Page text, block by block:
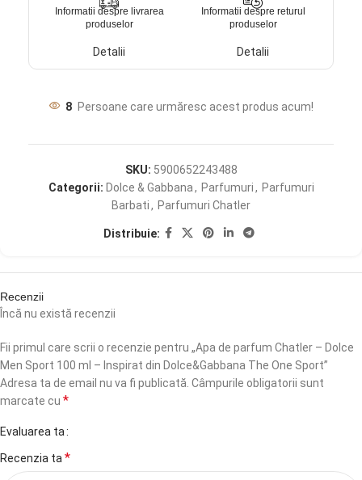
Informatii despre livrarea
produselor
Detalii
Informatii despre returul
produselor
Detalii
8 Persoane care urmăresc acest produs acum!
SKU: 5900652243488
Categorii: Dolce & Gabbana, Parfumuri, Parfumuri
Barbati, Parfumuri Chatler
Distribuie:
Recenzii
Încă nu există recenzii
Fii primul care scrii o recenzie pentru „Apa de parfum Chatler – Dolce
Men Sport 100 ml – Inspirat din Dolce&Gabbana The One Sport”
Adresa ta de email nu va fi publicată. Câmpurile obligatorii sunt
marcate cu *
Evaluarea ta
Recenzia ta*